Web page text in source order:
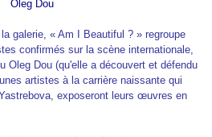
Oleg Dou
galerie, « Am I Beautiful ? » regroupe
confirmés sur la scène internationale,
Oleg Dou (qu'elle a découvert et défendu
artistes à la carrière naissante qui
exposeront leurs œuvres en